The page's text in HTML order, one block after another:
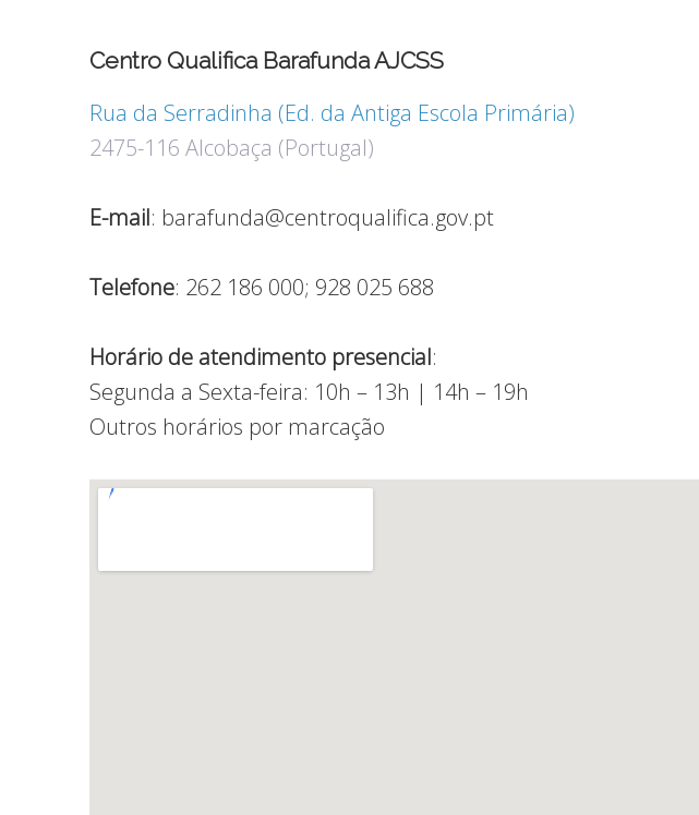
Centro Qualifica Barafunda AJCSS
Rua da Serradinha (Ed. da Antiga Escola Primária)
2475-116 Alcobaça (Portugal)
E-mail: barafunda@centroqualifica.gov.pt
Telefone: 262 186 000; 928 025 688
Horário de atendimento presencial:
Segunda a Sexta-feira: 10h – 13h | 14h – 19h
Outros horários por marcação